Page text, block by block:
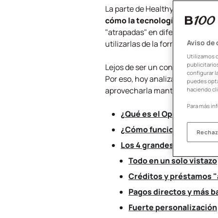
La parte deHealthy Banking
cómo la tecnología puede
"atrapadas" en diferentes
utilizarlas de la forma óptima.
Lejos de ser un concepto
Por eso, hoy analizamos qué es
aprovecharla manteniendo tu
¿Qué es el Open Banking?
¿Cómo funciona el
Los 4 grandes beneficios
Todo en un solo vistazo
Créditos y préstamos
Pagos directos y más
Fuerte personalización
Aviso de
Utilizamos
configurar
puedes
haciendo
Para más